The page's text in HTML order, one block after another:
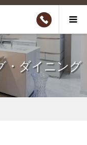
・ダイニング